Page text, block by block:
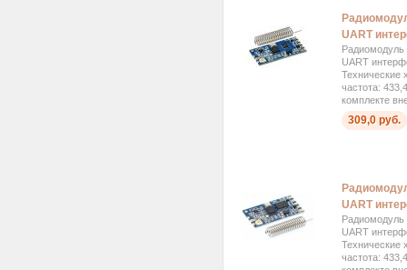
UART
Радиомодуль
UART
Технические
частота:
комплекте
309,0 руб.
UART
Радиомодуль
UART
Технические
частота: